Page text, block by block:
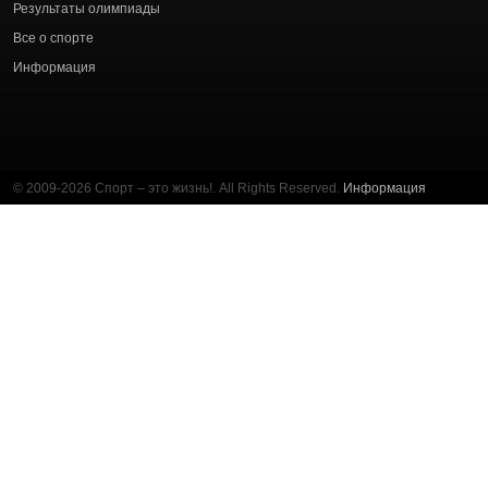
Результаты олимпиады
Все о спорте
Информация
© 2009-2026 Спорт – это жизнь!. All Rights Reserved. Информация